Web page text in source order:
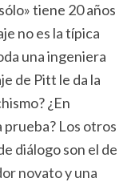
tiene 20 años
no es la típica
una ingeniera
de Pitt le da la
¿En
Los otros
diálogo son el de
novato y una